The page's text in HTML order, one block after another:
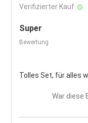
Verifizierter Kauf
Super
Bewertung
Tolles Set, für alles
War diese